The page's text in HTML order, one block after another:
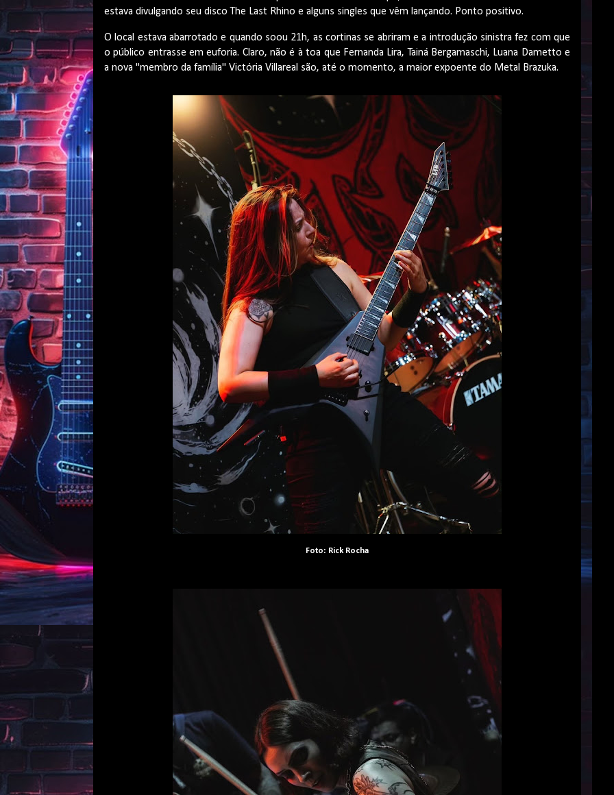
estava divulgando seu disco The Last Rhino e alguns singles que vêm lançando. Ponto positivo.
O local estava abarrotado e quando soou 21h, as cortinas se abriram e a introdução sinistra fez com que
o público entrasse em euforia. Claro, não é à toa que Fernanda Lira, Tainá Bergamaschi, Luana Dametto e
a nova "membro da família" Victória Villareal são, até o momento, a maior expoente do Metal Brazuka.
Foto: Rick Rocha